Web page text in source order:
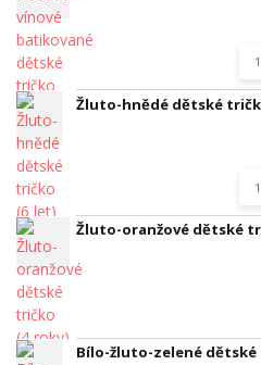
Žluto-hnědé dětské
Žluto-oranžové dětské
Bílo-žluto-zelené dětské